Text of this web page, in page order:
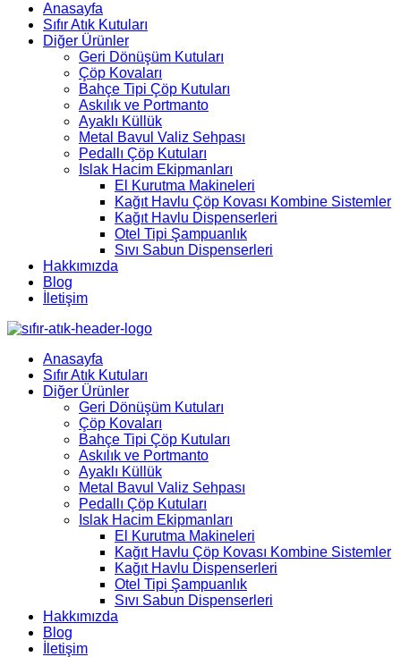
Anasayfa
Sıfır Atık Kutuları
Diğer Ürünler
Geri Dönüşüm Kutuları
Çöp Kovaları
Bahçe Tipi Çöp Kutuları
Askılık ve Portmanto
Ayaklı Küllük
Metal Bavul Valiz Sehpası
Pedallı Çöp Kutuları
Islak Hacim Ekipmanları
El Kurutma Makineleri
Kağıt Havlu Çöp Kovası Kombine Sistemler
Kağıt Havlu Dispenserleri
Otel Tipi Şampuanlık
Sıvı Sabun Dispenserleri
Hakkımızda
Blog
İletişim
Anasayfa
Sıfır Atık Kutuları
Diğer Ürünler
Geri Dönüşüm Kutuları
Çöp Kovaları
Bahçe Tipi Çöp Kutuları
Askılık ve Portmanto
Ayaklı Küllük
Metal Bavul Valiz Sehpası
Pedallı Çöp Kutuları
Islak Hacim Ekipmanları
El Kurutma Makineleri
Kağıt Havlu Çöp Kovası Kombine Sistemler
Kağıt Havlu Dispenserleri
Otel Tipi Şampuanlık
Sıvı Sabun Dispenserleri
Hakkımızda
Blog
İletişim